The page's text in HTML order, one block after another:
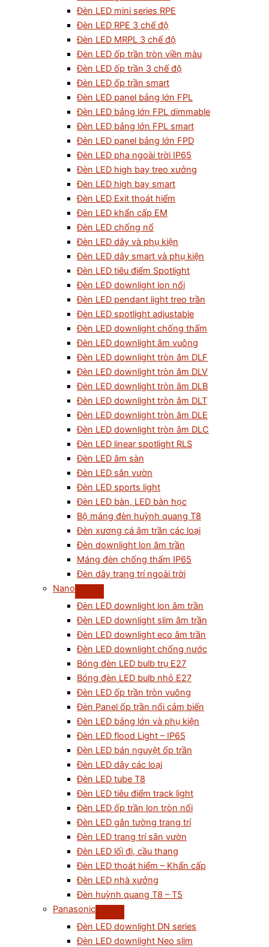
Đèn LED mini series RPE
Đèn LED RPE 3 chế độ
Đèn LED MRPL 3 chế độ
Đèn LED ốp trần tròn viền màu
Đèn LED ốp trần 3 chế độ
Đèn LED ốp trần smart
Đèn LED panel bảng lớn FPL
Đèn LED bảng lớn FPL dimmable
Đèn LED bảng lớn FPL smart
Đèn LED panel bảng lớn FPD
Đèn LED pha ngoài trời IP65
Đèn LED high bay treo xưởng
Đèn LED high bay smart
Đèn LED Exit thoát hiểm
Đèn LED khẩn cấp EM
Đèn LED chống nổ
Đèn LED dây và phụ kiện
Đèn LED dây smart và phụ kiện
Đèn LED tiêu điểm Spotlight
Đèn LED downlight lon nổi
Đèn LED pendant light treo trần
Đèn LED spotlight adjustable
Đèn LED downlight chống thấm
Đèn LED downlight âm vuông
Đèn LED downlight tròn âm DLF
Đèn LED downlight tròn âm DLV
Đèn LED downlight tròn âm DLB
Đèn LED downlight tròn âm DLT
Đèn LED downlight tròn âm DLE
Đèn LED downlight tròn âm DLC
Đèn LED linear spotlight RLS
Đèn LED âm sàn
Đèn LED sân vườn
Đèn LED sports light
Đèn LED bàn, LED bàn học
Bộ máng đèn huỳnh quang T8
Đèn xương cá âm trần các loại
Đèn downlight lon âm trần
Máng đèn chống thấm IP65
Đèn dây trang trí ngoài trời
Nano
Đèn LED downlight lon âm trần
Đèn LED downlight slim âm trần
Đèn LED downlight eco âm trần
Đèn LED downlight chống nước
Bóng đèn LED bulb trụ E27
Bóng đèn LED bulb nhỏ E27
Đèn LED ốp trần tròn vuông
Đèn Panel ốp trần nổi cảm biến
Đèn LED bảng lớn và phụ kiện
Đèn LED flood Light – IP65
Đèn LED bán nguyệt ốp trần
Đèn LED dây các loại
Đèn LED tube T8
Đèn LED tiêu điểm track light
Đèn LED ốp trần lon tròn nổi
Đèn LED gắn tường trang trí
Đèn LED trang trí sân vườn
Đèn LED lối đi, cầu thang
Đèn LED thoát hiểm – Khẩn cấp
Đèn LED nhà xưởng
Đèn huỳnh quang T8 – T5
Panasonic
Đèn LED downlight DN series
Đèn LED downlight Neo slim